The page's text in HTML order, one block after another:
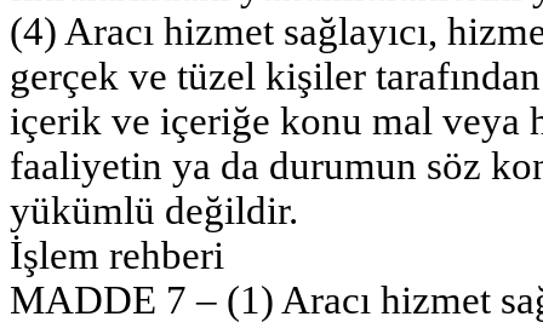
(4) Aracı hizmet sağlayıcı,
gerçek ve tüzel kişiler
içerik ve içeriğe konu mal veya
faaliyetin ya da durumun söz
yükümlü değildir.
İşlem rehberi
MADDE 7 – (1) Aracı hizmet